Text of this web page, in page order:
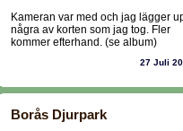
Kameran var med och jag lägger
några av korten som jag tog. Fler
kommer efterhand. (se album)
27 Juli
Borås Djurpark